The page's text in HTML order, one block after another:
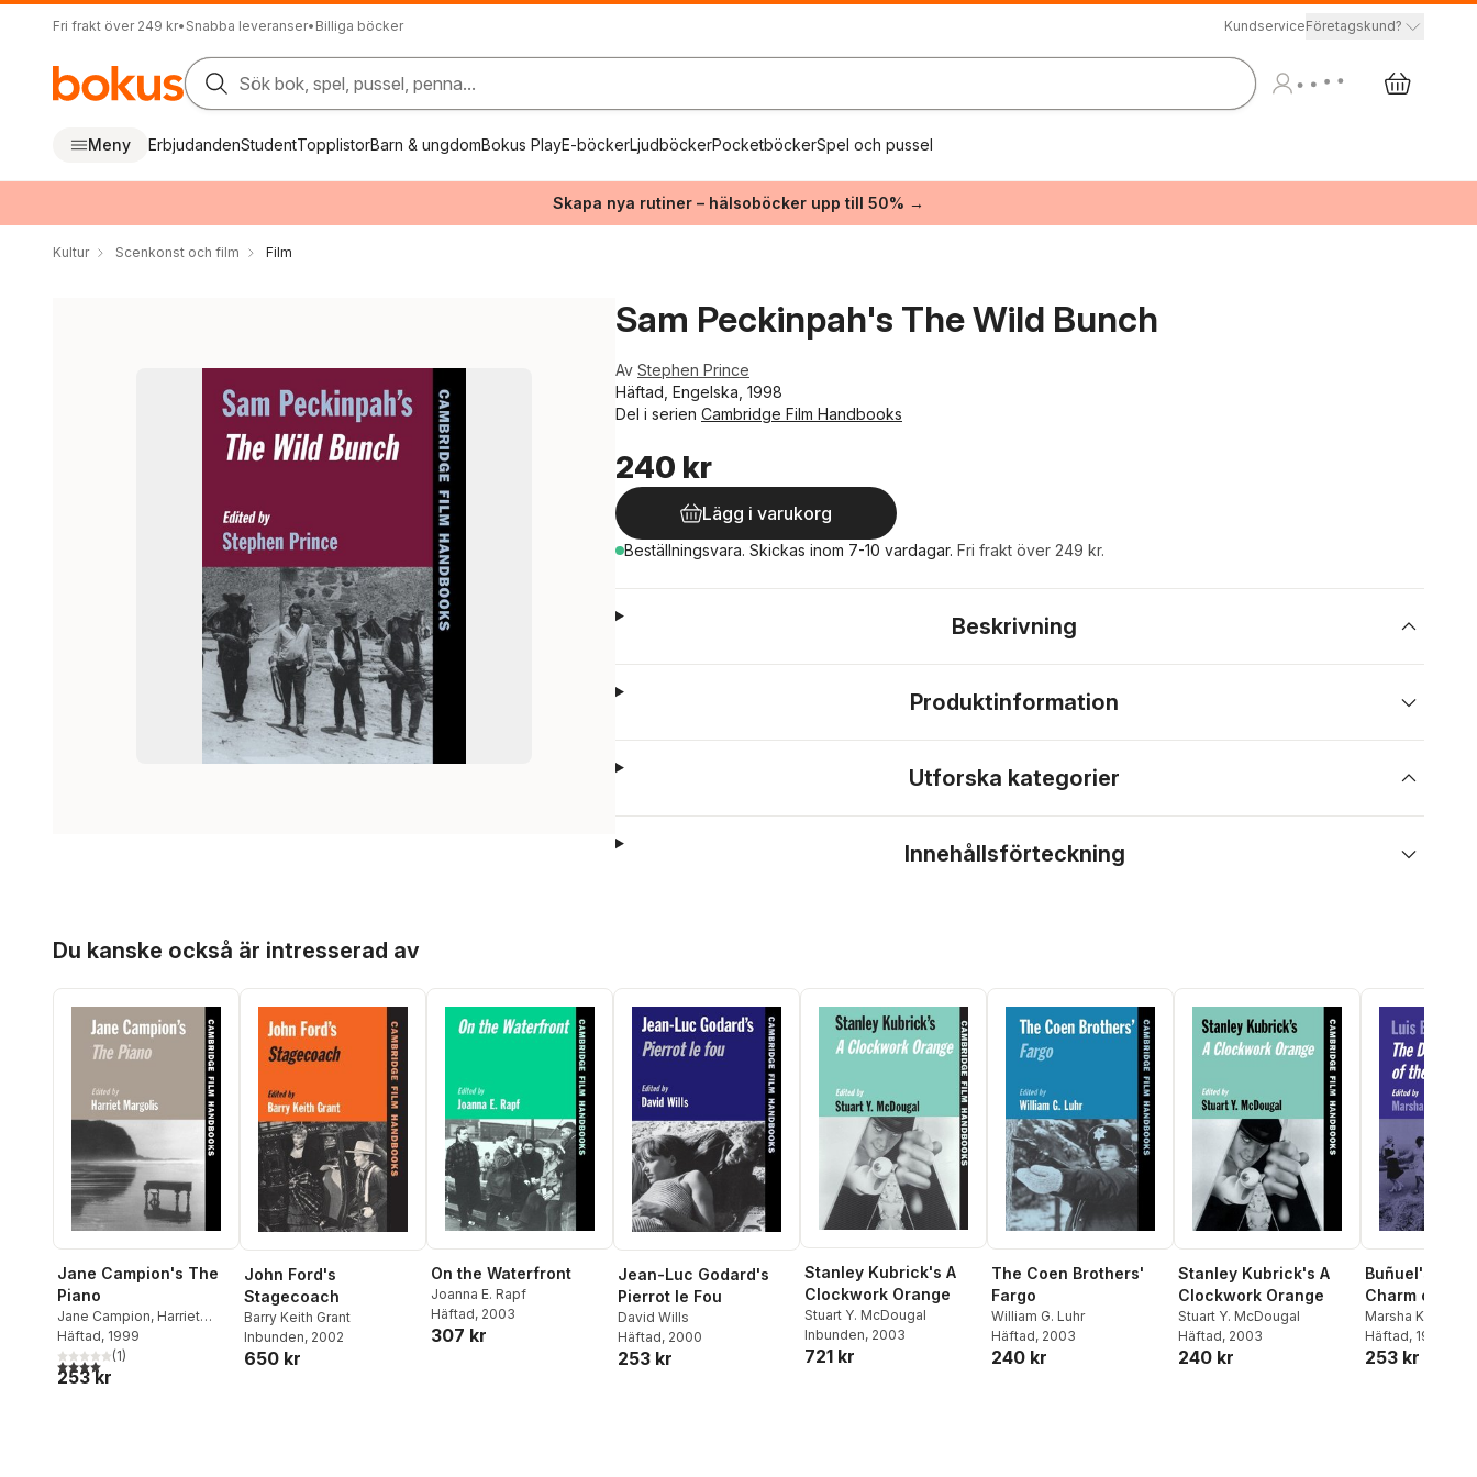
Fri frakt över 249 kr• Snabba leveranser• Billiga böcker KundserviceFöretagskund?
Sök bok, spel, pussel, penna...
Meny ErbjudandenStudentTopplistorBarn & ungdomBokus PlayE-böckerLjudböckerPocketböckerSpel och pussel
Skapa nya rutiner – hälsoböcker upp till 50% →
Kultur Scenkonst och film Film
Sam Peckinpah's The Wild Bunch
Av Stephen Prince
Häftad, Engelska, 1998
Del i serien Cambridge Film Handbooks
240 kr
Lägg i varukorg
Beställningsvara. Skickas inom 7-10 vardagar. Fri frakt över 249 kr.
Beskrivning
Produktinformation
Utforska kategorier
Innehållsförteckning
Du kanske också är intresserad av
Jane Campion's The
Piano
Jane Campion, Harriet
Margolis
Häftad, 1999
4,0utav 5 stjärnor. Totalt antal röster:
(1)
253 kr
John Ford's
Stagecoach
Barry Keith Grant
Inbunden, 2002
650 kr
On the Waterfront
Joanna E. Rapf
Häftad, 2003
307 kr
Jean-Luc Godard's
Pierrot le Fou
David Wills
Häftad, 2000
253 kr
Stanley Kubrick's A
Clockwork Orange
Stuart Y. McDougal
Inbunden, 2003
721 kr
The Coen Brothers'
Fargo
William G. Luhr
Häftad, 2003
240 kr
Stanley Kubrick's A
Clockwork Orange
Stuart Y. McDougal
Häftad, 2003
240 kr
Buñuel's The
Charm of the
Bourgeoisie
Marsha Kinder
Häftad, 1999
253 kr